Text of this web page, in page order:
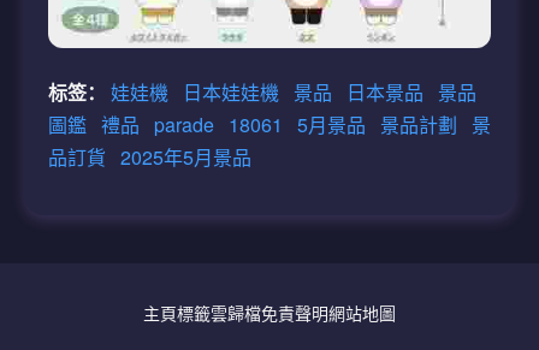
标签： 娃娃機 日本娃娃機 景品 日本景品
景品
圖鑑 禮品 parade 18061 5月景品 景品計劃
景
品訂貨 2025年5月景品
主頁標籤雲歸檔免責聲明網站地圖